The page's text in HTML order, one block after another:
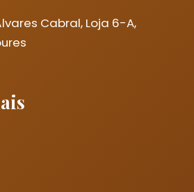
Cabral, Loja 6-A,